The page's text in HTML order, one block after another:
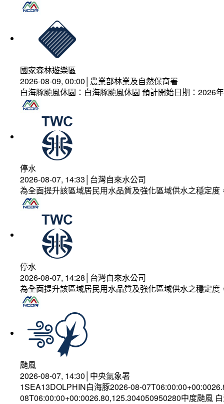
國家森林遊樂區
2026-08-09, 00:00│農業部林業及自然保育署
白海豚颱風休園：白海豚颱風休園 預計開始日期：2026
停水
2026-08-07, 14:33│台灣自來水公司
為全面提升該區域居民用水品質及強化區域供水之穩定
停水
2026-08-07, 14:28│台灣自來水公司
為全面提升該區域居民用水品質及強化區域供水之穩定
颱風
2026-08-07, 14:30│中央氣象署
1SEA13DOLPHIN白海豚2026-08-
08T06:00:00+00:0026.80,125.304050950280中度颱風